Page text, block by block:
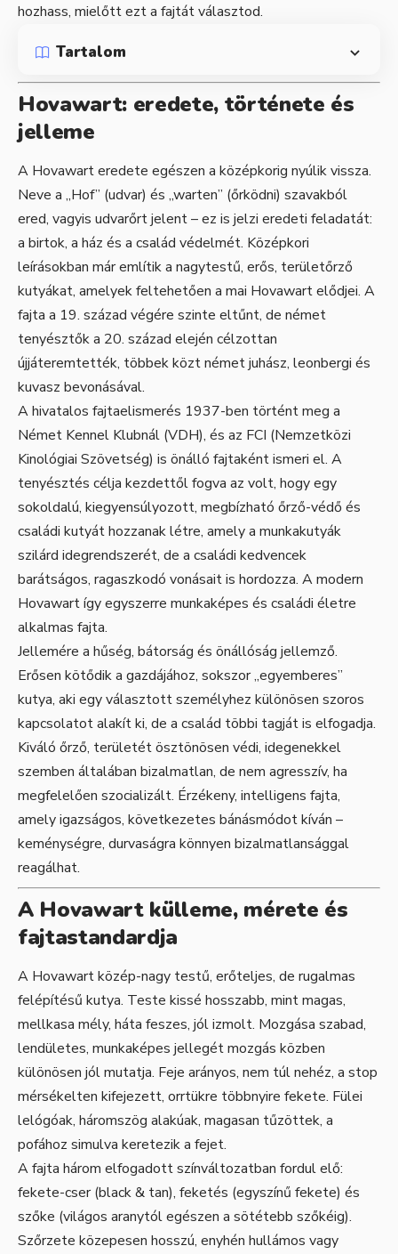
hozhass, mielőtt ezt a fajtát választod.
Tartalom
Hovawart: eredete, története és
jelleme
A Hovawart eredete egészen a középkorig nyúlik vissza.
Neve a „Hof” (udvar) és „warten” (őrködni) szavakból
ered, vagyis udvarőrt jelent – ez is jelzi eredeti feladatát:
a birtok, a ház és a család védelmét. Középkori
leírásokban már említik a nagytestű, erős, területőrző
kutyákat, amelyek feltehetően a mai Hovawart elődjei. A
fajta a 19. század végére szinte eltűnt, de német
tenyésztők a 20. század elején célzottan
újjáteremtették, többek közt német juhász, leonbergi és
kuvasz bevonásával.
A hivatalos fajtaelismerés 1937-ben történt meg a
Német Kennel Klubnál (VDH), és az FCI (Nemzetközi
Kinológiai Szövetség) is önálló fajtaként ismeri el. A
tenyésztés célja kezdettől fogva az volt, hogy egy
sokoldalú, kiegyensúlyozott, megbízható őrző-védő és
családi kutyát hozzanak létre, amely a munkakutyák
szilárd idegrendszerét, de a családi kedvencek
barátságos, ragaszkodó vonásait is hordozza. A modern
Hovawart így egyszerre munkaképes és családi életre
alkalmas fajta.
Jellemére a hűség, bátorság és önállóság jellemző.
Erősen kötődik a gazdájához, sokszor „egyemberes”
kutya, aki egy választott személyhez különösen szoros
kapcsolatot alakít ki, de a család többi tagját is elfogadja.
Kiváló őrző, területét ösztönösen védi, idegenekkel
szemben általában bizalmatlan, de nem agresszív, ha
megfelelően szocializált. Érzékeny, intelligens fajta,
amely igazságos, következetes bánásmódot kíván –
keménységre, durvaságra könnyen bizalmatlansággal
reagálhat.
A Hovawart külleme, mérete és
fajtastandardja
A Hovawart közép-nagy testű, erőteljes, de rugalmas
felépítésű kutya. Teste kissé hosszabb, mint magas,
mellkasa mély, háta feszes, jól izmolt. Mozgása szabad,
lendületes, munkaképes jellegét mozgás közben
különösen jól mutatja. Feje arányos, nem túl nehéz, a stop
mérsékelten kifejezett, orrtükre többnyire fekete. Fülei
lelógóak, háromszög alakúak, magasan tűzöttek, a
pofához simulva keretezik a fejet.
A fajta három elfogadott színváltozatban fordul elő:
fekete-cser (black & tan), feketés (egyszínű fekete) és
szőke (világos aranytól egészen a sötétebb szőkéig).
Szőrzete közepesen hosszú, enyhén hullámos vagy